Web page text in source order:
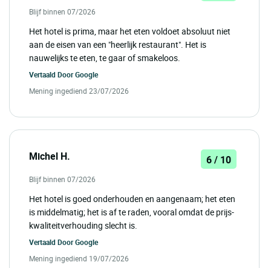
Blijf binnen 07/2026
Het hotel is prima, maar het eten voldoet absoluut niet
aan de eisen van een "heerlijk restaurant". Het is
nauwelijks te eten, te gaar of smakeloos.
Vertaald DoorGoogle
Mening ingediend 23/07/2026
Michel H. 6 / 10
Blijf binnen 07/2026
Het hotel is goed onderhouden en aangenaam; het eten
is middelmatig; het is af te raden, vooral omdat de prijs-
kwaliteitverhouding slecht is.
Vertaald DoorGoogle
Mening ingediend 19/07/2026